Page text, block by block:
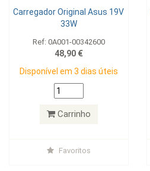
Carregador Original Asus 19V
33W
Ref: 0A001-00342600
48,90 €
Disponível em 3 dias úteis
Carrinho
Favoritos